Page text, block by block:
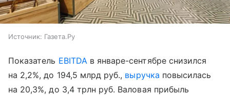
Источник: Газета.Ру
Показатель EBITDA в январе-сентябре снизился
на 2,2%, до 194,5 млрд руб., выручка повысилась
на 20,3%, до 3,4 трлн руб. Валовая прибыль